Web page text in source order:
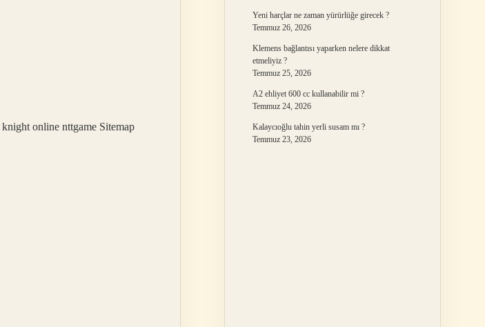
knight online nttgame Sitemap
Yeni harçlar ne zaman yürürlüğe girecek ?
Temmuz 26, 2026
Klemens bağlantısı yaparken nelere dikkat
etmeliyiz ?
Temmuz 25, 2026
A2 ehliyet 600 cc kullanabilir mi ?
Temmuz 24, 2026
Kalaycıoğlu tahin yerli susam mı ?
Temmuz 23, 2026